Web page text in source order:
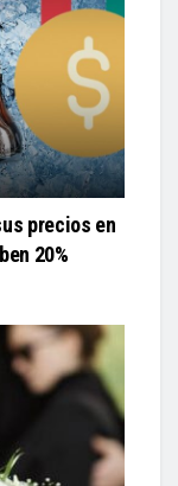
precios en
20%